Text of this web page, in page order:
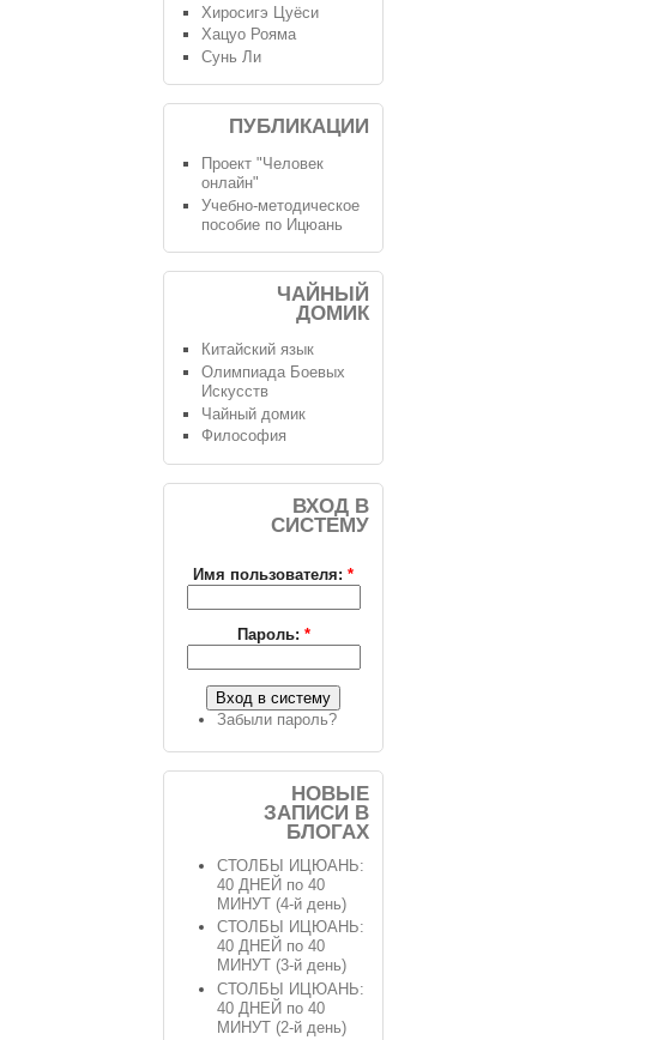
Хиросигэ Цуёси
Хацуо Рояма
Сунь Ли
ПУБЛИКАЦИИ
Проект "Человек
онлайн"
Учебно-методическое
пособие по Ицюань
ЧАЙНЫЙ
ДОМИК
Китайский язык
Олимпиада Боевых
Искусств
Чайный домик
Философия
ВХОД В
СИСТЕМУ
Имя пользователя:*
Пароль: *
Забыли пароль?
НОВЫЕ
ЗАПИСИ В
БЛОГАХ
СТОЛБЫ ИЦЮАНЬ:
40 ДНЕЙ по 40
МИНУТ (4-й день)
СТОЛБЫ ИЦЮАНЬ:
40 ДНЕЙ по 40
МИНУТ (3-й день)
СТОЛБЫ ИЦЮАНЬ:
40 ДНЕЙ по 40
МИНУТ (2-й день)